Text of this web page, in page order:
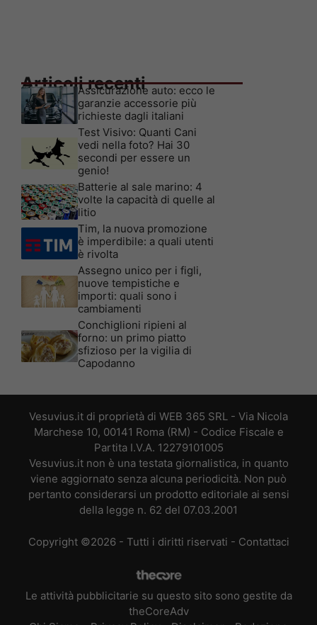
Articoli recenti
Assicurazione auto: ecco le
garanzie accessorie più
richieste dagli italiani
Test Visivo: Quanti Cani
vedi nella foto? Hai 30
secondi per essere un
genio!
Batterie al sale marino: 4
volte la capacità di quelle al
litio
Tim, la nuova promozione
è imperdibile: a quali utenti
è rivolta
Assegno unico per i figli,
nuove tempistiche e
importi: quali sono i
cambiamenti
Conchiglioni ripieni al
forno: un primo piatto
sfizioso per la vigilia di
Capodanno
Vesuvius.it di proprietà di WEB 365 SRL - Via Nicola
Marchese 10, 00141 Roma (RM) - Codice Fiscale e
Partita I.V.A. 12279101005
Vesuvius.it non è una testata giornalistica, in quanto
viene aggiornato senza alcuna periodicità. Non può
pertanto considerarsi un prodotto editoriale ai sensi
della legge n. 62 del 07.03.2001
Copyright ©2026 - Tutti i diritti riservati - Contattaci
Le attività pubblicitarie su questo sito sono gestite da
theCoreAdv